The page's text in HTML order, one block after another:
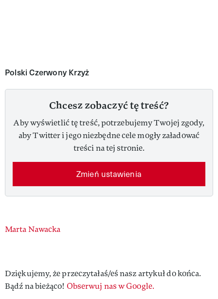
Polski Czerwony Krzyż
Chcesz zobaczyć tę treść?
Aby wyświetlić tę treść, potrzebujemy Twojej zgody,
aby Twitter i jego niezbędne cele mogły załadować
treści na tej stronie.
Zmień ustawienia
Authors
Marta Nawacka
Dziękujemy, że przeczytałaś/eś nasz artykuł do końca.
Bądź na bieżąco! Obserwuj nas w Google.